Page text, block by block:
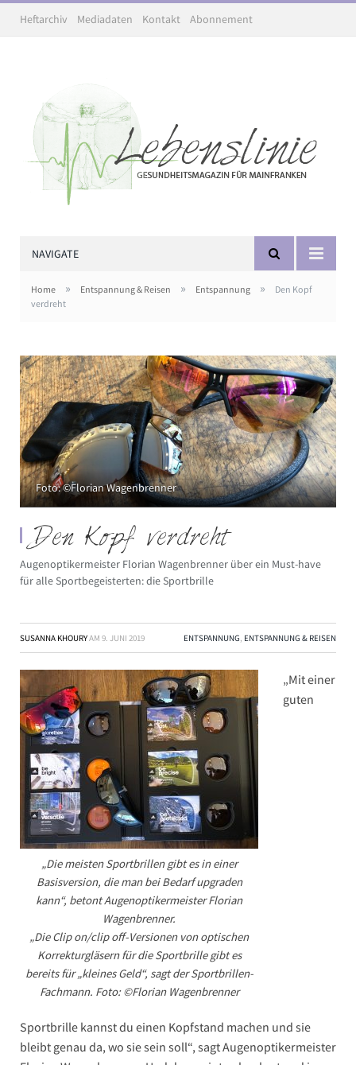
Heftarchiv Mediadaten Kontakt Abonnement
NAVIGATE
Home » Entspannung & Reisen » Entspannung »
Den Kopf
verdreht
Foto: ©Florian Wagenbrenner
Den Kopf verdreht
Augenoptikermeister Florian Wagenbrenner über ein Must-have
für alle Sportbegeisterten: die Sportbrille
SUSANNA KHOURYAM 9. JUNI 2019 ENTSPANNUNG, ENTSPANNUNG & REISEN
„Die meisten Sportbrillen gibt es in einer
Basisversion, die man bei Bedarf upgraden
kann“, betont Augenoptikermeister Florian
Wagenbrenner.
„Die Clip on/clip off-Versionen von optischen
Korrekturgläsern für die Sportbrille gibt es
bereits für „kleines Geld“, sagt der Sportbrillen-
Fachmann. Foto: ©Florian Wagenbrenner
„Mit einer
guten
Sportbrille kannst du einen Kopfstand machen und sie
bleibt genau da, wo sie sein soll“, sagt Augenoptikermeister